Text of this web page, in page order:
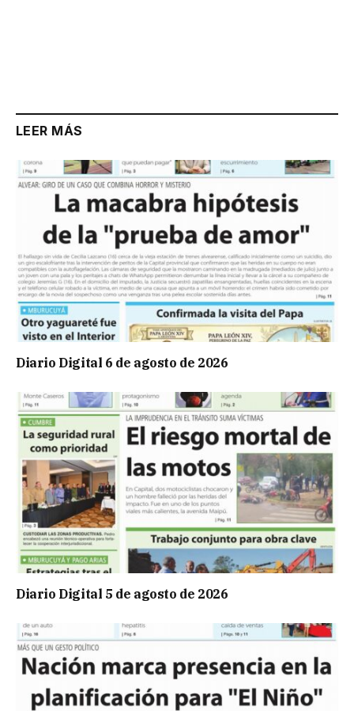
LEER MÁS
Diario Digital 6 de agosto de 2026
Diario Digital 5 de agosto de 2026